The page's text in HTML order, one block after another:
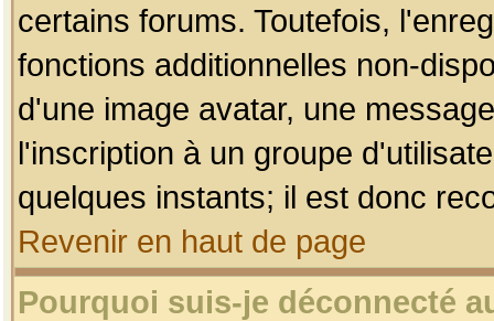
certains forums. Toutefois,
fonctions additionnelles non-
d'une image avatar, une
l'inscription à un groupe
quelques instants; il est donc
Revenir en haut de page
Pourquoi suis-je déconnecté